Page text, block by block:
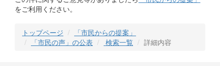
をご利用ください。
トップページ
「市民からの提案」
「市民の声」の公表
検索一覧 詳細内容